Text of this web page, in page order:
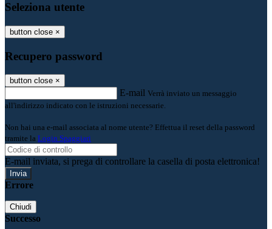
Seleziona utente
button close ×
Recupero password
button close ×
E-mail Verrà inviato un messaggio
all'indirizzo indicato con le istruzioni necessarie.
Non hai una e-mail associata al nome utente? Effettua il reset della password
tramite la Login Spaggiari
E-mail inviata, si prega di controllare la casella di posta elettronica!
Errore
Chiudi
Successo